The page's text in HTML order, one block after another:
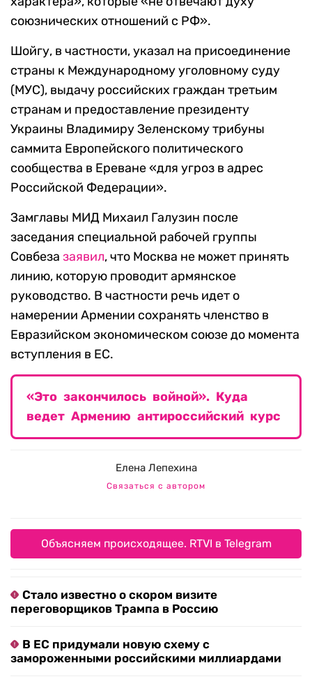
союзнических отношений с РФ».
Шойгу, в частности, указал на присоединение
страны к Международному уголовному суду
(МУС), выдачу российских граждан третьим
странам и предоставление президенту
Украины Владимиру Зеленскому трибуны
саммита Европейского политического
сообщества в Ереване «для угроз в адрес
Российской Федерации».
Замглавы МИД Михаил Галузин после
заседания специальной рабочей группы
Совбеза заявил, что Москва не может принять
линию, которую проводит армянское
руководство. В частности речь идет о
намерении Армении сохранять членство в
Евразийском экономическом союзе до момента
вступления в ЕС.
«Это закончилось войной». Куда
ведет Армению антироссийский курс
Елена Лепехина
Связаться с автором
Объясняем происходящее. RTVI в Telegram
Стало известно о скором визите
переговорщиков Трампа в Россию
В ЕС придумали новую схему с
замороженными российскими миллиардами